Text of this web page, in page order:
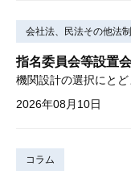
会社法、民法その他法
指名委員会等設置
2026年08月10日
コラム